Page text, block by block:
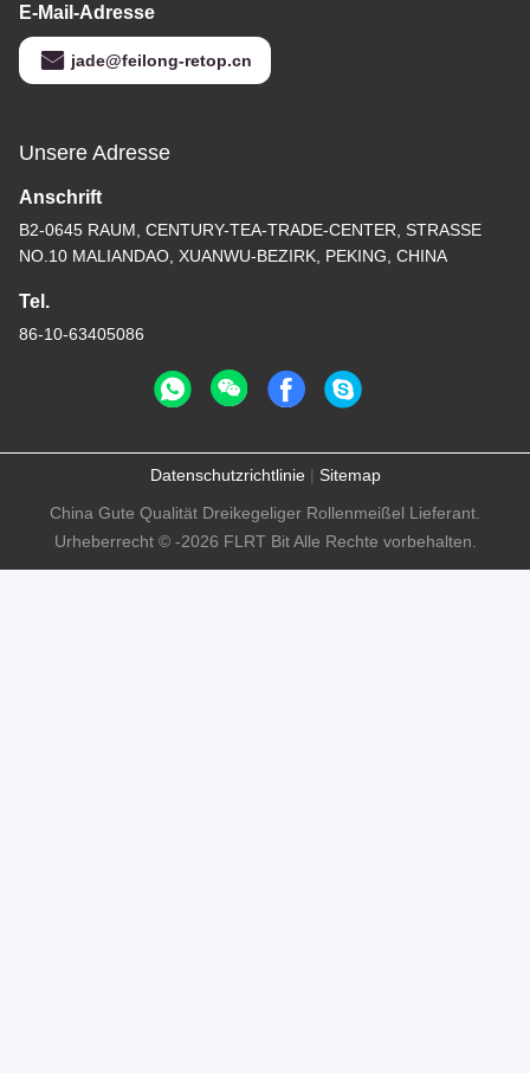
E-Mail-Adresse
jade@feilong-retop.cn
Unsere Adresse
Anschrift
B2-0645 RAUM, CENTURY-TEA-TRADE-CENTER, STRASSE
NO.10 MALIANDAO, XUANWU-BEZIRK, PEKING, CHINA
Tel.
86-10-63405086
Datenschutzrichtlinie| Sitemap
China Gute Qualität Dreikegeliger Rollenmeißel Lieferant.
Urheberrecht © -2026 FLRT Bit Alle Rechte vorbehalten.